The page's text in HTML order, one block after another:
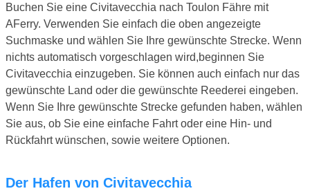
Buchen Sie eine Civitavecchia nach Toulon Fähre mit
AFerry. Verwenden Sie einfach die oben angezeigte
Suchmaske und wählen Sie Ihre gewünschte Strecke. Wenn
nichts automatisch vorgeschlagen wird,beginnen Sie
Civitavecchia einzugeben. Sie können auch einfach nur das
gewünschte Land oder die gewünschte Reederei eingeben.
Wenn Sie Ihre gewünschte Strecke gefunden haben, wählen
Sie aus, ob Sie eine einfache Fahrt oder eine Hin- und
Rückfahrt wünschen, sowie weitere Optionen.
Der Hafen von Civitavecchia